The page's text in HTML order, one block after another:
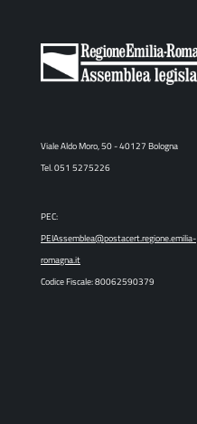
Viale Aldo Moro, 50 - 40127 Bologna
Tel. 051 5275226
PEC:
PEIAssemblea@postacert.regione.emilia-
romagna.it
Codice Fiscale: 80062590379